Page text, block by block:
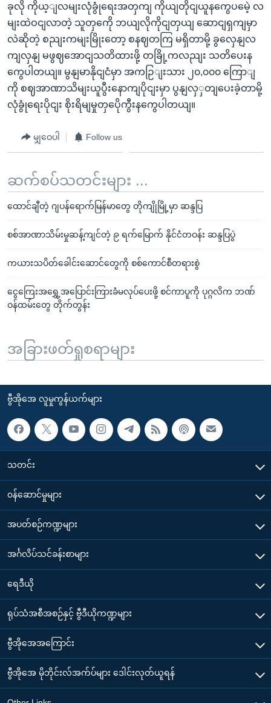
ခုလို ကိုယ့ျလမျးလုံခွုံရေးအတှကျ ကိုယျတိုငျယူနကွေပမေဲ့ လ
မျးထဲဝငျလာတဲ့ သူတှကေို ဘယျလိုကိုငျတှယျ ဆောငျရှကျမှာ
လဲဆိုတဲ့ စညျးကမျးမြိုးတော့ စနဈတကြ မရှိတာမို့ ခွလှေနျလ
ကျလှနျ မဖွဈအောငျသတိထားဖို့ တခြို့ကလညျး သတိပေးန
ကွေပါတယျ။ မွနျမာနိုငျငံမှာ အကဉြျးသား ၂၀,၀၀၀ ကြောျ
ကို စဈအာဏာသိမျးယူပွီးနောကျပိုငျးမှာ ပွနျလှှတျပေးခဲ့တာမို့
လုံခွုံရေးပိုငျး စိုးရိမျမှုတှပေိုကွီးနကွေပါတယျ။
မျှဝေပါ Follow us
ဆက်စပ်သတင်းများ ...
ထောင်ချီတဲ့ ဂျပန်ရောက်မြန်မာတွေ တိုကျိုမြို့မှာ ဆန္ဒပြ
စစ်အာဏာသိမ်းမှုဆန့်ကျင်တဲ့ ၉ ရက်မြောက် နိုင်ငံတဝန်း ဆန္ဒပြပွဲ
ကယားသပိတ်ခေါင်းဆောင်တွေကို စစ်ကောင်စီတရားစွဲ
ငွေကြေးအရွှေ့အပြောင်းကြားခံမလုပ်ပေးဖို့ စင်ကာပူကို ပုဂ္ဂလိက ဘဏ်
ဝန်ထမ်းတွေ တိုက်တွန်း
အခြားဖတ်ရှုစရာများ
ဗွီအိုအေ လူမှုကွန်ယက်များ
သတင်း
၀န်ဆောင်မှုများ
အပတ်စဉ်ကဏ္ဍများ
အင်္ဂလိပ်သင်ခန်းစာများ
ရေဒီယို
ရုပ်သံအစီအစဉ်နှင့် ဗွီဒီယိုကဏ္ဍများ
ဗွီအိုအေအကြောင်း
ဗွီအိုအေ မိုဘိုင်းလ်အက်ပ်များ ဒေါင်းလုတ်ယူရန်